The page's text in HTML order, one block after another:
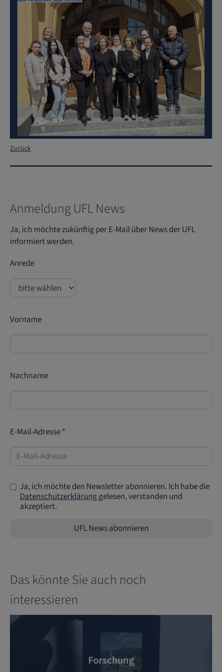
Zurück
Anmeldung UFL News
Ja, ich möchte zukünftig per E-Mail über News der UFL
informiert werden.
Anrede
Vorname
Nachname
E-Mail-Adresse *
Ja, ich möchte den Newsletter abonnieren. Ich habe die
Datenschutzerklärunggelesen, verstanden und
akzeptiert.
UFL News abonnieren
Das könnte Sie auch noch
interessieren
Forschung